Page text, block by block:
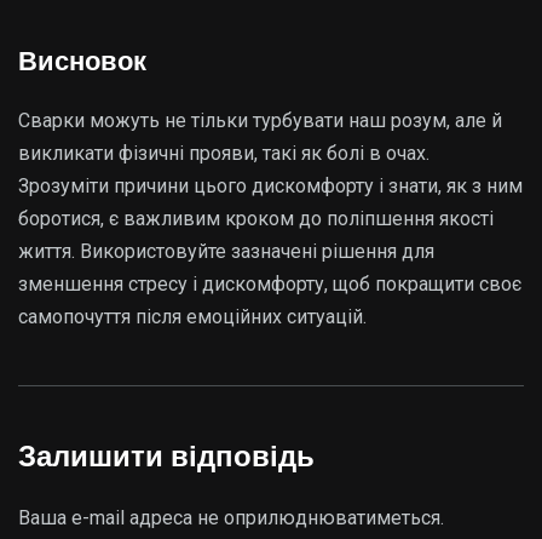
Висновок
Сварки можуть не тільки турбувати наш розум, але й
викликати фізичні прояви, такі як болі в очах.
Зрозуміти причини цього дискомфорту і знати, як з ним
боротися, є важливим кроком до поліпшення якості
життя. Використовуйте зазначені рішення для
зменшення стресу і дискомфорту, щоб покращити своє
самопочуття після емоційних ситуацій.
Залишити відповідь
Ваша e-mail адреса не оприлюднюватиметься.